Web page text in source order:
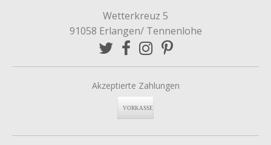
Wetterkreuz 5
91058 Erlangen/ Tennenlohe
Akzeptierte Zahlungen